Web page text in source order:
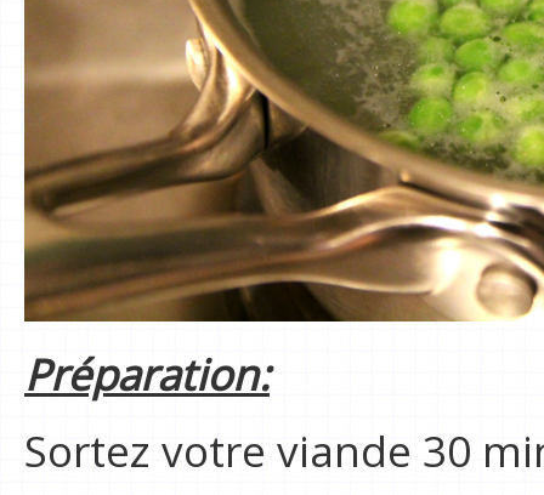
Préparation:
Sortez votre viande 30